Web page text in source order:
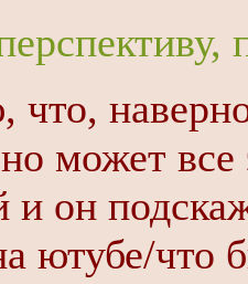
что,
может все
и он
ютубе/что